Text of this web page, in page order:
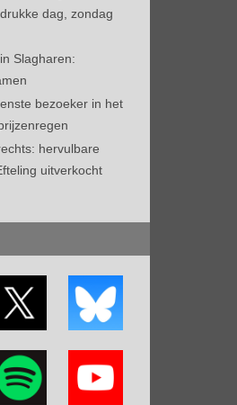
dag, zondag
Slagharen:
bezoeker in het
hervulbare
uitverkocht